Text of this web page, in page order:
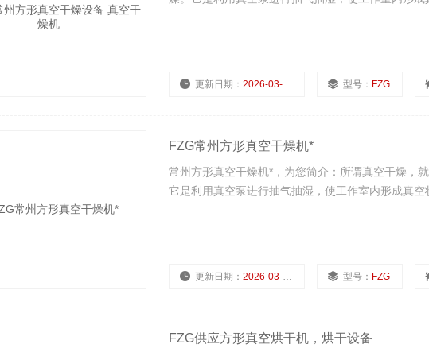
更新日期： 2026-03-02 型号： FZG
FZG常州方形真空干燥机*
常州方形真空干燥机*，为您简介：所谓真空干燥，
它是利用真空泵进行抽气抽湿，使工作室内形成真空
更新日期： 2026-03-02 型号： FZG
FZG供应方形真空烘干机，烘干设备